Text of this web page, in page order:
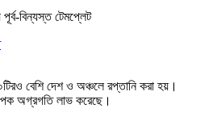
বিন্যস্ত টেমপ্লেট
বেশি দেশ ও অঞ্চলে রপ্তানি করা হয়।
অগ্রগতি লাভ করেছে।